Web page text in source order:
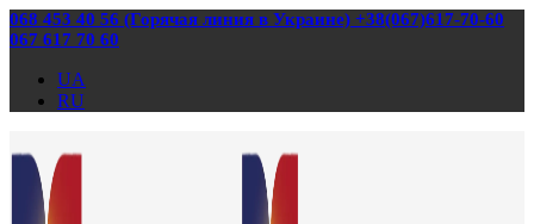
068 453 40 56 (Горячая линия в Украине) +38(067)617-70-60
067 617 70 60
UA
RU